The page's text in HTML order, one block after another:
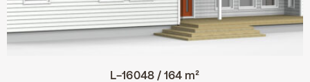
L-16048 / 164 m²